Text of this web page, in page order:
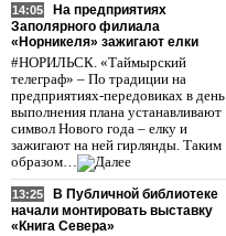
14:05
На предприятиях
Заполярного филиала
«Норникеля» зажигают елки
#НОРИЛЬСК. «Таймырский
телеграф» – По традиции на
предприятиях-передовиках в день
выполнения плана устанавливают
символ Нового года – елку и
зажигают на ней гирлянды. Таким
образом…
13:25
В Публичной библиотеке
начали монтировать выставку
«Книга Севера»